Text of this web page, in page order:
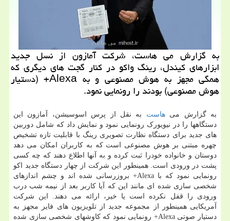
به گزارش می هاست، شرکت آمازون از نسل جدید
ابزارهای کیندل، رینگ واکو در کنار گجت های دیگری که
همگی مجهز به هوش مصنوعی و به Alexa+ (دستیار
هوش مصنوعی) بودند را رونمایی نمود.
به گزارش میهاست به نقل از پرس اسوسیشن، آمازون این
دستگاهها را در نیویورک رونمایی نمود و نمایش داد که شامل دوربین
های جدید برای دستگاه نظارت تصویری رینگ با قابلیت تازه تشخیص
چهره مبتنی بر هوش مصنوعی است که به کاربران امکان می دهد
دوستان و خانواده خودرا ثبت کرده و به آنها اطلاع دهند که چه کسی
پشت در ورودی است. همینطور این شرکت از چهار دستگاه جدید اکو
رونمایی نمود که با Alexa+ بروزرسانی شده اند و چشم اندازهای
شخصی سازی شده ای مانند این که آیا کاربر بعد از نیمه شب درب
ورودی را قفل نکرده است یا خیر، ارائه می دهند. این شرکت
آمریکایی همینطور از مجموعه جدید از تلویزیون های فایر مجهز به
دستیار صوتی Alexa+ رونمایی نمود که کاوشهای شخصی سازی شده